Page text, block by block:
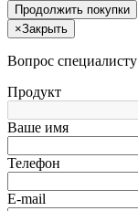
Продолжить покупки
×Закрыть
Вопрос специалисту
Продукт
Ваше имя
Телефон
E-mail